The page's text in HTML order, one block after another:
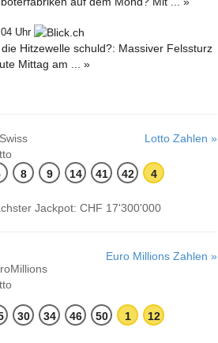
Uhr
die Hitzewelle schuld?: Massiver Felssturz
Mittag am ... »
Lotto Zahlen »
8 9 14 41 42 4
Jackpot: CHF 17'300'000
Euro Millions Zahlen »
30 34 46 50 1 12